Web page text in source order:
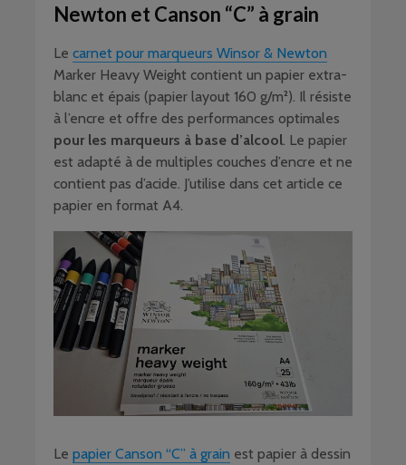
Newton et Canson “C” à grain
Le carnet pour marqueurs Winsor & Newton
Marker Heavy Weight contient un papier extra-
blanc et épais (papier layout 160 g/m²). Il résiste
à l’encre et offre des performances optimales
pour les marqueurs à base d’alcool . Le papier
est adapté à de multiples couches d’encre et ne
contient pas d’acide. J’utilise dans cet article ce
papier en format A4.
Le papier Canson “C” à grain est papier à dessin